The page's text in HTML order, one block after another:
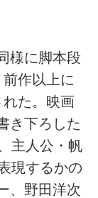
様に脚本段
作以上に
た。映画
き下ろした
主人公・帆
現するかの
、野田洋次